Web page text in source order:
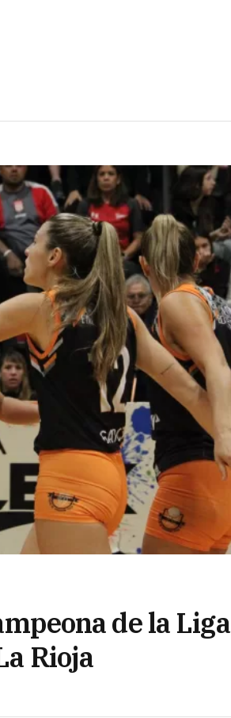
de la Liga
Rioja